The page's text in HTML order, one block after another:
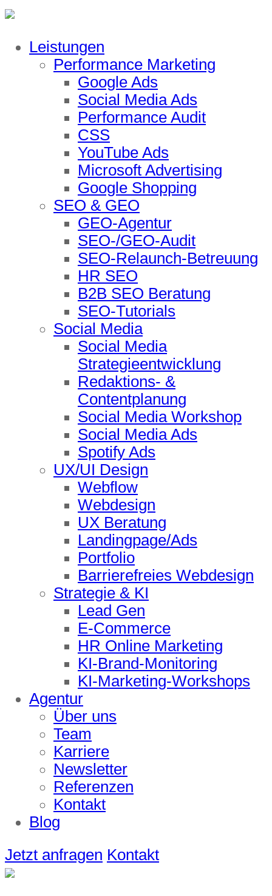
Leistungen
Performance Marketing
Google Ads
Social Media Ads
Performance Audit
CSS
YouTube Ads
Microsoft Advertising
Google Shopping
SEO & GEO
GEO-Agentur
SEO-/GEO-Audit
SEO-Relaunch-Betreuung
HR SEO
B2B SEO Beratung
SEO-Tutorials
Social Media
Social Media
Strategieentwicklung
Redaktions- &
Contentplanung
Social Media Workshop
Social Media Ads
Spotify Ads
UX/UI Design
Webflow
Webdesign
UX Beratung
Landingpage/Ads
Portfolio
Barrierefreies Webdesign
Strategie & KI
Lead Gen
E-Commerce
HR Online Marketing
KI-Brand-Monitoring
KI-Marketing-Workshops
Agentur
Über uns
Team
Karriere
Newsletter
Referenzen
Kontakt
Blog
Jetzt anfragen Kontakt